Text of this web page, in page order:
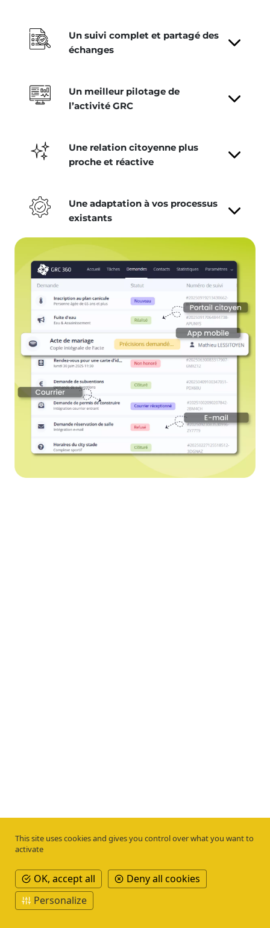
Un suivi complet et partagé des
échanges
Un meilleur pilotage de
l’activité GRC
Une relation citoyenne plus
proche et réactive
Une adaptation à vos processus
existants
This site uses cookies and gives you control over what you want to
activate
OK, accept all
Deny all cookies
Personalize